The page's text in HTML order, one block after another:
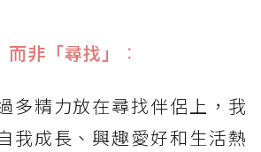
非「尋找」 ：
多精力放在尋找伴侶上，我
我成長、興趣愛好和生活熱